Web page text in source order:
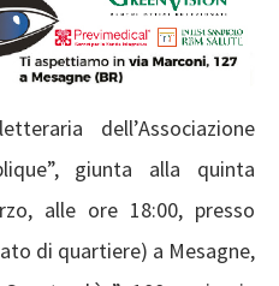
dell’Associazione
giunta alla quinta
alle ore 18:00, presso
di quartiere) a Mesagne,